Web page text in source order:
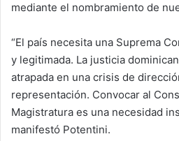
mediante el nombramiento de
“El país necesita una Suprema
y legitimada. La justicia
atrapada en una crisis de
representación. Convocar al
Magistratura es una necesidad
manifestó Potentini.